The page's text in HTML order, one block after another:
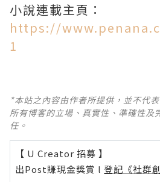
小說連載主頁：
https://
1
*本站之內容由作者所提供，並不代
所有博客的立場、真實性、準確性及
任。
【 U Creator 招募 】
出Post賺現金獎賞 l 登記《社群